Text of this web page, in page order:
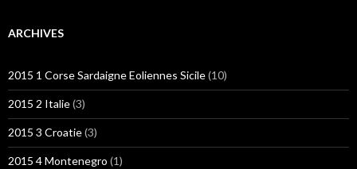
ARCHIVES
2015 1 Corse Sardaigne Eoliennes Sicile(10)
2015 2 Italie(3)
2015 3 Croatie(3)
2015 4 Montenegro (1)